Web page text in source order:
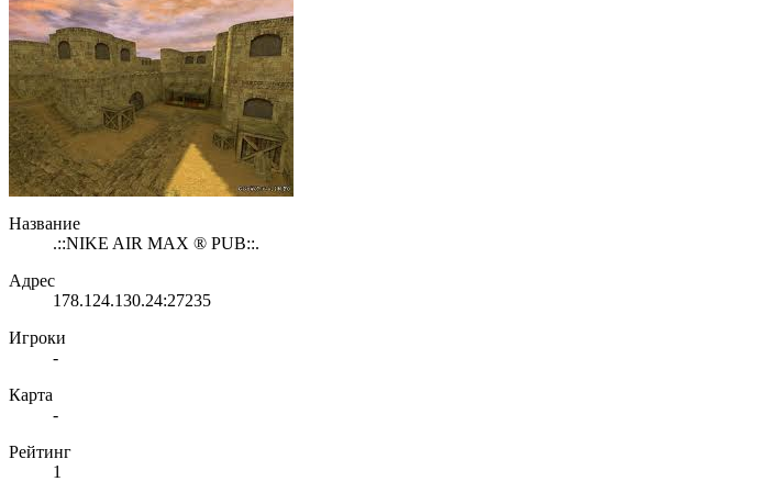
Название
.::NIKE AIR MAX ® PUB::.
Адрес
178.124.130.24:27235
Игроки
-
Карта
-
Рейтинг
1